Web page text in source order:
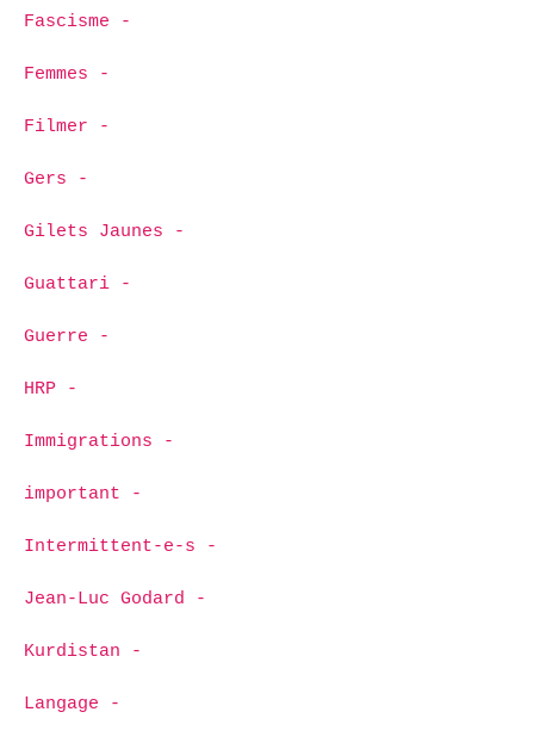
Fascisme -
Femmes -
Filmer -
Gers -
Gilets Jaunes -
Guattari -
Guerre -
HRP -
Immigrations -
important -
Intermittent-e-s -
Jean-Luc Godard -
Kurdistan -
Langage -